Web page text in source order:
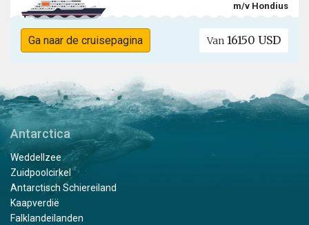
m/v Hondius
Ga naar de cruisepagina Van 16150 USD
Antarctica
Weddellzee
Zuidpoolcirkel
Antarctisch Schiereiland
Kaapverdië
Falklandeilanden